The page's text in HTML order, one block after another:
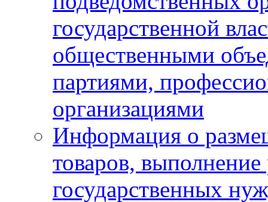
государственной
общественными
партиями,
организациями
Информация о
товаров, выполнение
государственных